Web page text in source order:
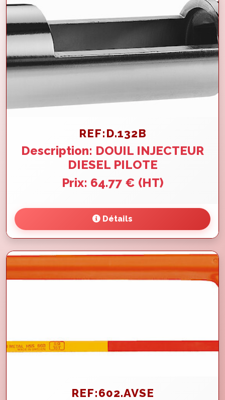
REF:D.132B
Description: DOUIL INJECTEUR
DIESEL PILOTE
Prix: 64.77 € (HT)
Détails
REF:602.AVSE